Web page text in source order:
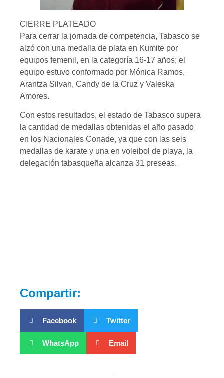
CIERRE PLATEADO
Para cerrar la jornada de competencia, Tabasco se
alzó con una medalla de plata en Kumite por
equipos femenil, en la categoría 16-17 años; el
equipo estuvo conformado por Mónica Ramos,
Arantza Silvan, Candy de la Cruz y Valeska
Amores.
Con estos resultados, el estado de Tabasco supera
la cantidad de medallas obtenidas el año pasado
en los Nacionales Conade, ya que con las seis
medallas de karate y una en voleibol de playa, la
delegación tabasqueña alcanza 31 preseas.
Compartir:
Facebook Twitter
WhatsApp Email